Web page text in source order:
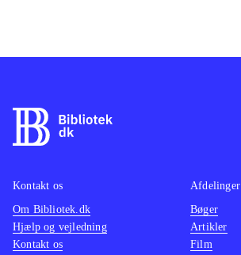
Kontakt os
Om Bibliotek.dk
Hjælp og vejledning
Kontakt os
Afdelinger
Bøger
Artikler
Film